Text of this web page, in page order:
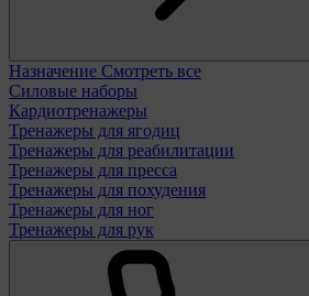
Назначение Смотреть все
Силовые наборы
Кардиотренажеры
Тренажеры для ягодиц
Тренажеры для реабилитации
Тренажеры для пресса
Тренажеры для похудения
Тренажеры для ног
Тренажеры для рук